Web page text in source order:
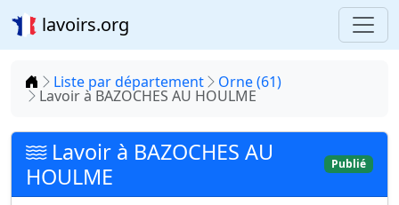
lavoirs.org
Accueil
Liste par département Orne (61)
Lavoir à BAZOCHES AU HOULME
Lavoir à BAZOCHES AU
HOULME
Publié